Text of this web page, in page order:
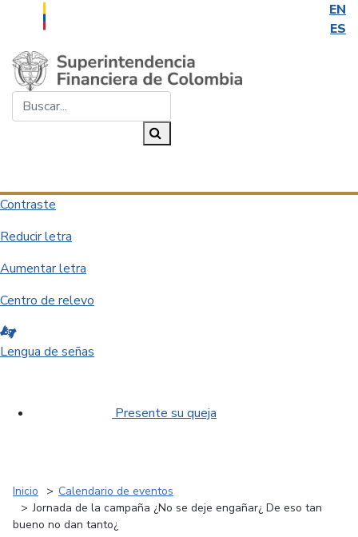
EN
ES
Saltar al contenido principal
Contraste
Reducir letra
Aumentar letra
Centro de relevo
Lengua de señas
Presente su queja
Inicio
Calendario de eventos
Jornada de la campaña ¿No se deje engañar¿ De eso tan
bueno no dan tanto¿